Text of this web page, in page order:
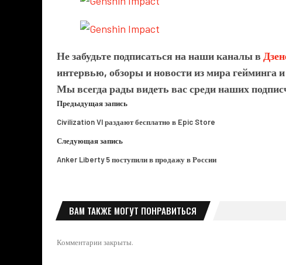
Не забудьте подписаться на наши каналы в
интервью, обзоры и новости из мира гейминга
Мы всегда рады видеть вас среди наших
Предыдущая запись
Civilization VI раздают бесплатно в Epic Store
Следующая запись
Anker Liberty 5 поступили в продажу в России
ВАМ ТАКЖЕ МОГУТ ПОНРАВИТЬСЯ
Комментарии закрыты.